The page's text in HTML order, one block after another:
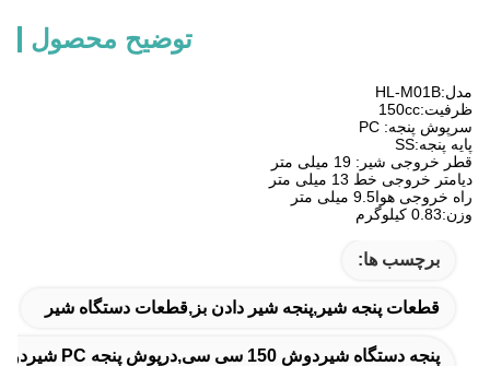
توضیح محصول
مدل:HL-M01B
ظرفیت:150cc
سرپوش پنجه: PC
پايه پنجه:SS
قطر خروجی شیر: 19 میلی متر
دیامتر خروجی خط 13 میلی متر
راه خروجی هوا9.5 میلی متر
وزن:0.83 کيلوگرم
برچسب ها:
قطعات پنجه شیر,پنجه شیر دادن بز,قطعات دستگاه شیر
پنجه دستگاه شیردوش 150 سی سی,درپوش پنجه PC شیردوشی